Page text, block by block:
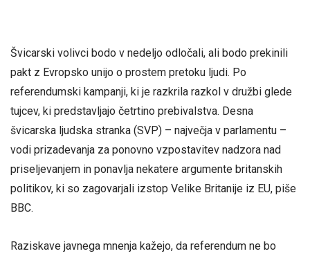
Švicarski volivci bodo v nedeljo odločali, ali bodo prekinili
pakt z Evropsko unijo o prostem pretoku ljudi. Po
referendumski kampanji, ki je razkrila razkol v družbi glede
tujcev, ki predstavljajo četrtino prebivalstva. Desna
švicarska ljudska stranka (SVP) – največja v parlamentu –
vodi prizadevanja za ponovno vzpostavitev nadzora nad
priseljevanjem in ponavlja nekatere argumente britanskih
politikov, ki so zagovarjali izstop Velike Britanije iz EU, piše
BBC.
Raziskave javnega mnenja kažejo, da referendum ne bo